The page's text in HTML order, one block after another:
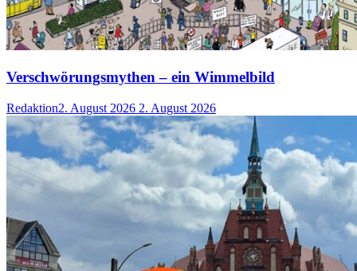
Verschwörungsmythen – ein Wimmelbild
Redaktion2. August 2026 2. August 2026